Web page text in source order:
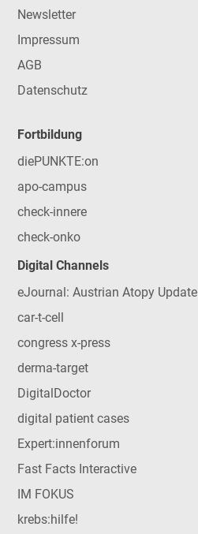
Newsletter
Impressum
AGB
Datenschutz
Fortbildung
diePUNKTE:on
apo-campus
check-innere
check-onko
Digital Channels
eJournal: Austrian Atopy Update
car-t-cell
congress x-press
derma-target
DigitalDoctor
digital patient cases
Expert:innenforum
Fast Facts Interactive
IM FOKUS
krebs:hilfe!